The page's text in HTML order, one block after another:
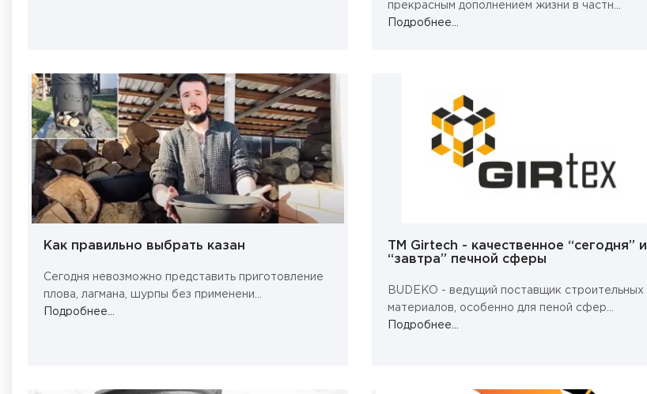
прекрасным дополнением жизни в частн...
Подробнее...
Как правильно выбрать казан
Сегодня невозможно представить приготовление
плова, лагмана, шурпы без применени...
Подробнее...
ТМ Girtech - качественное “сегодня” и
“завтра” печной сферы
BUDEKO - ведущий поставщик строительных
материалов, особенно для пеной сфер...
Подробнее...